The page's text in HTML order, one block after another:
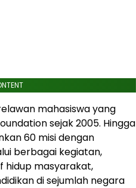
mahasiswa yang
sejak 2005. Hingga
60 misi dengan
berbagai kegiatan,
hidup masyarakat,
di sejumlah negara